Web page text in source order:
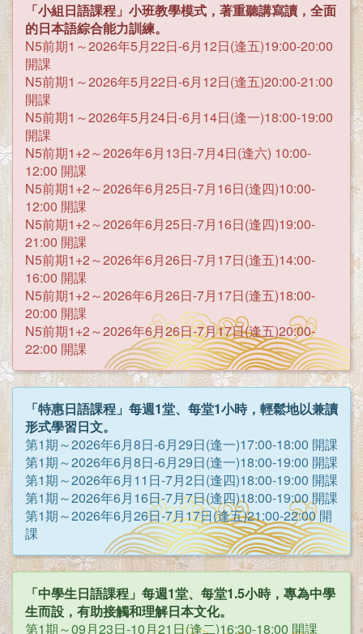
「小組日語課程」小班教學模式，著重聽講寫讀，全面
的日本語綜合能力訓練。
N5前期1～2026年5月22日-6月12日(逢五)19:00-20:00
開課
N5前期1～2026年5月22日-6月12日(逢五)20:00-21:00
開課
N5前期1～2026年5月24日-6月14日(逢一)18:00-19:00
開課
N5前期1+2～2026年6月13日-7月4日(逢六) 10:00-
12:00 開課
N5前期1+2～2026年6月25日-7月16日(逢四)10:00-
12:00 開課
N5前期1+2～2026年6月25日-7月16日(逢四)19:00-
21:00 開課
N5前期1+2～2026年6月26日-7月17日(逢五)14:00-
16:00 開課
N5前期1+2～2026年6月26日-7月17日(逢五)18:00-
20:00 開課
N5前期1+2～2026年6月26日-7月17日(逢五)20:00-
22:00 開課
「特惠日語課程」每週1堂、每堂1小時，輕鬆地以兼讀
形式學習日文。
第1期～2026年6月8日-6月29日(逢一)17:00-18:00 開課
第1期～2026年6月8日-6月29日(逢一)18:00-19:00 開課
第1期～2026年6月11日-7月2日(逢四)18:00-19:00 開課
第1期～2026年6月16日-7月7日(逢四)18:00-19:00 開課
第1期～2026年6月26日-7月17日(逢五)21:00-22:00 開
課
「中學生日語課程」每週1堂、每堂1.5小時，專為中學
生而設，有助接觸和理解日本文化。
第1期～09月23日-10月21日(逢二)16:30-18:00 開課